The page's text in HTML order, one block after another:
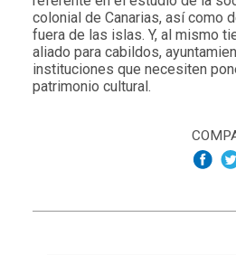
colonial de Canarias, así como
fuera de las islas. Y, al mismo
aliado para cabildos,
instituciones que necesiten
patrimonio cultural.